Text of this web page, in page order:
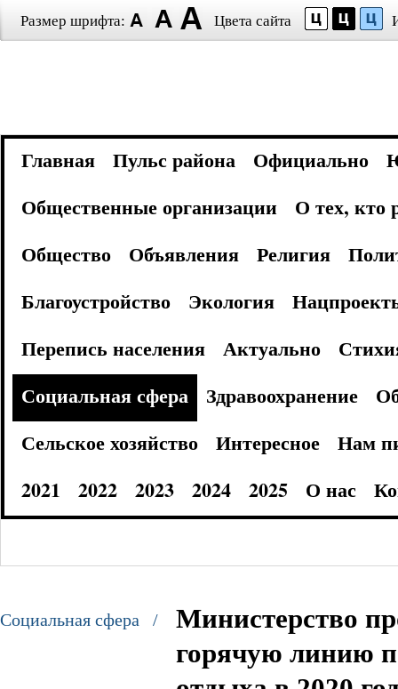
Размер шрифта: Цвета сайта
Главная Пульс района Официально
Общественные организации
О тех, кто
Общество
Объявления Религия
Благоустройство
Экология
Перепись населения
Актуально
Социальная сфера
Здравоохранение
Сельское хозяйство
Интересное
Нам
2021
2022 2023 2024 2025 О нас
Социальная сфера /
Министерство
горячую линию